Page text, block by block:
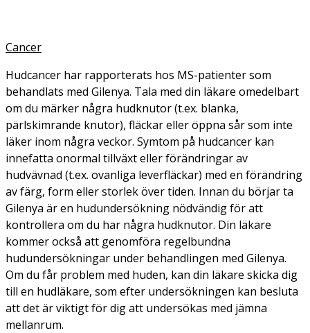
Cancer
Hudcancer har rapporterats hos MS-patienter som
behandlats med Gilenya. Tala med din läkare omedelbart
om du märker några hudknutor (t.ex. blanka,
pärlskimrande knutor), fläckar eller öppna sår som inte
läker inom några veckor. Symtom på hudcancer kan
innefatta onormal tillväxt eller förändringar av
hudvävnad (t.ex. ovanliga leverfläckar) med en förändring
av färg, form eller storlek över tiden. Innan du börjar ta
Gilenya är en hudundersökning nödvändig för att
kontrollera om du har några hudknutor. Din läkare
kommer också att genomföra regelbundna
hudundersökningar under behandlingen med Gilenya.
Om du får problem med huden, kan din läkare skicka dig
till en hudläkare, som efter undersökningen kan besluta
att det är viktigt för dig att undersökas med jämna
mellanrum.